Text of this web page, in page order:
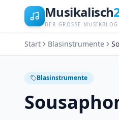
Musikalisch
DER GROSSE MUSIKBLOG
Start Blasinstrumente
Blasinstrumente